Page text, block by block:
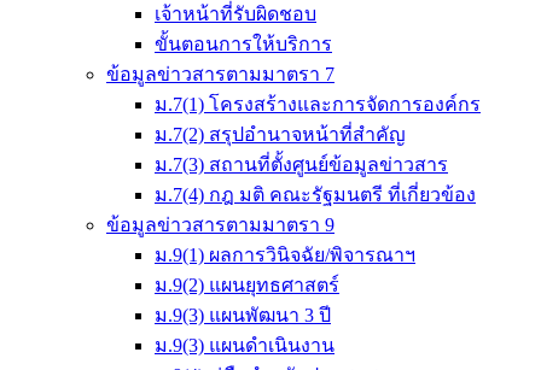
เจ้าหน้าที่รับผิดชอบ
ขั้นตอนการให้บริการ
ข้อมูลข่าวสารตามมาตรา 7
ม.7(1) โครงสร้างและการจัดการองค์กร
ม.7(2) สรุปอำนาจหน้าที่สำคัญ
ม.7(3) สถานที่ตั้งศูนย์ข้อมูลข่าวสาร
ม.7(4) กฎ มติ คณะรัฐมนตรี ที่เกี่ยวข้อง
ข้อมูลข่าวสารตามมาตรา 9
ม.9(1) ผลการวินิจฉัย/พิจารณาฯ
ม.9(2) แผนยุทธศาสตร์
ม.9(3) แผนพัฒนา 3 ปี
ม.9(3) แผนดำเนินงาน